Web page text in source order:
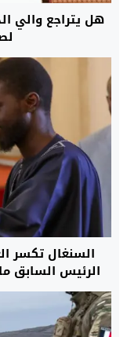
هل يتراجع والي
السنغال تكسر
الرئيس السابق